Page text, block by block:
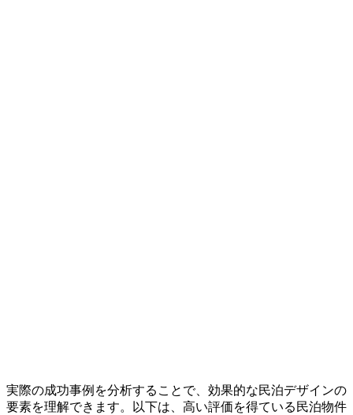
実際の成功事例を分析することで、効果的な民泊デザインの
要素を理解できます。以下は、高い評価を得ている民泊物件